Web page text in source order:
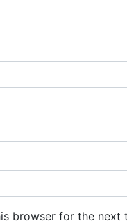
browser for the next